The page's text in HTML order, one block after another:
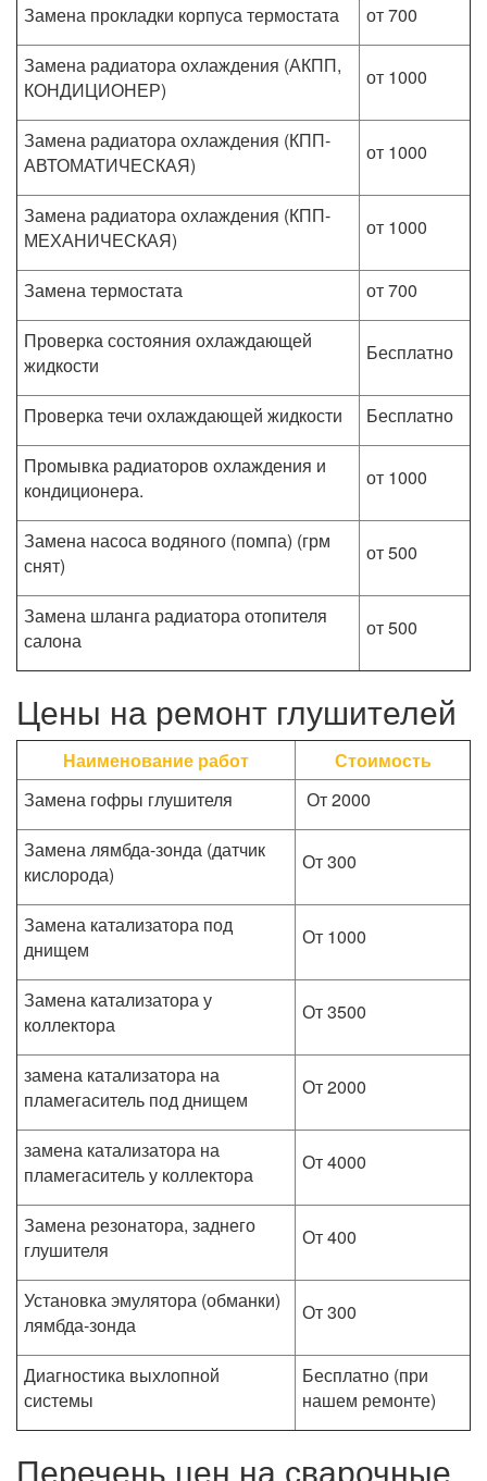
Замена прокладки корпуса термостата
от 700
Замена радиатора охлаждения (АКПП,
КОНДИЦИОНЕР)
от 1000
Замена радиатора охлаждения (КПП-
АВТОМАТИЧЕСКАЯ)
от 1000
Замена радиатора охлаждения (КПП-
МЕХАНИЧЕСКАЯ)
от 1000
Замена термостата
от 700
Проверка состояния охлаждающей
жидкости
Бесплатно
Проверка течи охлаждающей жидкости
Бесплатно
Промывка радиаторов охлаждения и
кондиционера.
от 1000
Замена насоса водяного (помпа) (грм
снят)
от 500
Замена шланга радиатора отопителя
салона
от 500
Цены на ремонт глушителей
Наименование работ
Стоимость
Замена гофры глушителя
От 2000
Замена лямбда-зонда (датчик
кислорода)
От 300
Замена катализатора под
днищем
От 1000
Замена катализатора у
коллектора
От 3500
замена катализатора на
пламегаситель под днищем
От 2000
замена катализатора на
пламегаситель у коллектора
От 4000
Замена резонатора, заднего
глушителя
От 400
Установка эмулятора (обманки)
лямбда-зонда
От 300
Диагностика выхлопной
системы
Бесплатно (при
нашем ремонте)
Перечень цен на сварочные